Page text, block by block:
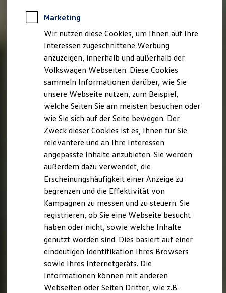
Software, Konnektivität & Apps
California App
VW Connect für Ihren ID. Buzz
VW Connect für Ihren Transporter/Caravelle
VW Connect für Ihren Amarok
VW Connect für andere Modelle
Connect Pro
Fleet Interface Data
Multistop Pathfinder
Übersicht Software Updates
Hilfreiches für Besitzer
Fahrerassistenz- und Sicherheitssysteme
Kontrollleuchten
Kurzfahrprofile und Ölverdünnung
XTL-Dieselkraftstoff
Ersatzteile und Betriebsflüssigkeiten
Original Zubehör und Lifestyle Produkte
myVolkswagen
myVolkswagen Business
Elektrisch & Autonom
Elektro - & Hybridfahrzeuge
Unser Ansatz
Klimafreundlicher Strom
Reichweite & Ladelösungen
Reichweitensimulator
Ladezeitensimulator
Ladelösungen für Privatkunden
Ladelösungen für Gewerbekunden
Wallbox und Ladekabel
Marketing
Wir nutzen diese Cookies, um Ihnen auf Ihre
Interessen zugeschnittene Werbung
anzuzeigen, innerhalb und außerhalb der
Volkswagen Webseiten. Diese Cookies
sammeln Informationen darüber, wie Sie
unsere Webseite nutzen, zum Beispiel,
welche Seiten Sie am meisten besuchen oder
wie Sie sich auf der Seite bewegen. Der
Zweck dieser Cookies ist es, Ihnen für Sie
relevantere und an Ihre Interessen
angepasste Inhalte anzubieten. Sie werden
außerdem dazu verwendet, die
Erscheinungshäufigkeit einer Anzeige zu
begrenzen und die Effektivität von
Kampagnen zu messen und zu steuern. Sie
registrieren, ob Sie eine Webseite besucht
haben oder nicht, sowie welche Inhalte
genutzt worden sind. Dies basiert auf einer
eindeutigen Identifikation Ihres Browsers
sowie Ihres Internetgeräts. Die
Informationen können mit anderen
Webseiten oder Seiten Dritter, wie z.B.